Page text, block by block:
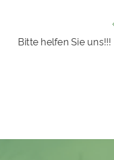
Bitte helfen Sie uns!!!